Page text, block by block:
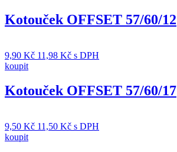
Kotouček OFFSET 57/60/12
9,90 Kč 11,98 Kč s DPH
koupit
Kotouček OFFSET 57/60/17
9,50 Kč 11,50 Kč s DPH
koupit